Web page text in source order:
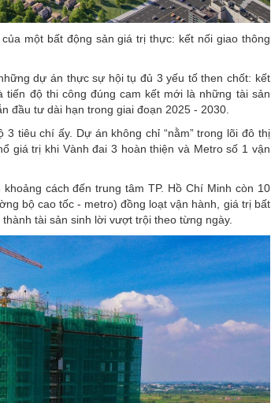
một bất động sản giá trị thực: kết nối giao thông
dự án thực sự hội tụ đủ 3 yếu tố then chốt: kết
độ thi công đúng cam kết mới là những tài sản
đầu tư dài hạn trong giai đoạn 2025 - 2030.
tiêu chí ấy. Dự án không chỉ “nằm” trong lõi đô thị
giá trị khi Vành đai 3 hoàn thiện và Metro số 1 vận
cách đến trung tâm TP. Hồ Chí Minh còn 10
bộ cao tốc - metro) đồng loạt vận hành, giá trị bất
tài sản sinh lời vượt trội theo từng ngày.